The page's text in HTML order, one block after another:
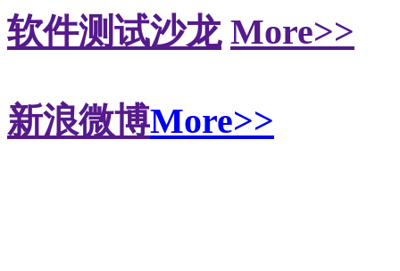
软件测试沙龙 More>>
新浪微博More>>